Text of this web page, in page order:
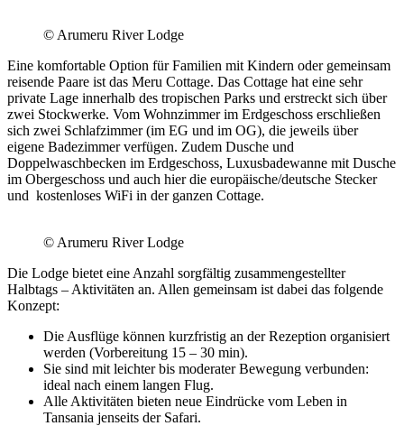
© Arumeru River Lodge
Eine komfortable Option für Familien mit Kindern oder gemeinsam
reisende Paare ist das Meru Cottage. Das Cottage hat eine sehr
private Lage innerhalb des tropischen Parks und erstreckt sich über
zwei Stockwerke. Vom Wohnzimmer im Erdgeschoss erschließen
sich zwei Schlafzimmer (im EG und im OG), die jeweils über
eigene Badezimmer verfügen. Zudem Dusche und
Doppelwaschbecken im Erdgeschoss, Luxusbadewanne mit Dusche
im Obergeschoss und auch hier die europäische/deutsche Stecker
und kostenloses WiFi in der ganzen Cottage.
© Arumeru River Lodge
Die Lodge bietet eine Anzahl sorgfältig zusammengestellter
Halbtags – Aktivitäten an. Allen gemeinsam ist dabei das folgende
Konzept:
Die Ausflüge können kurzfristig an der Rezeption organisiert
werden (Vorbereitung 15 – 30 min).
Sie sind mit leichter bis moderater Bewegung verbunden:
ideal nach einem langen Flug.
Alle Aktivitäten bieten neue Eindrücke vom Leben in
Tansania jenseits der Safari.